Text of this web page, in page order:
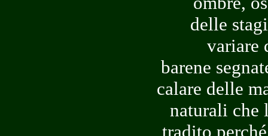
delle
variare
barene
calare delle
naturali che
tradito